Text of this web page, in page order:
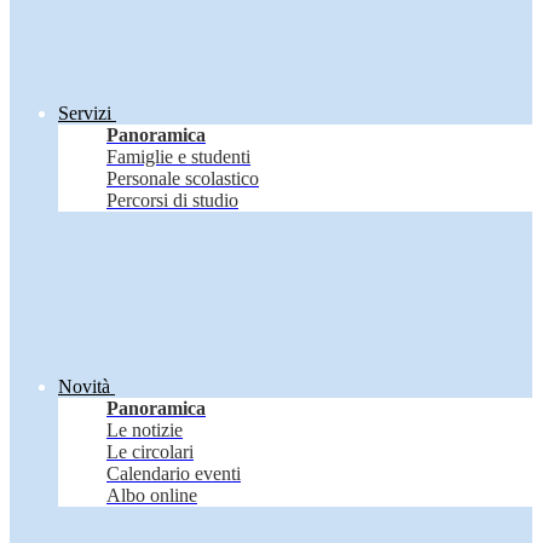
Servizi
Panoramica
Famiglie e studenti
Personale scolastico
Percorsi di studio
Novità
Panoramica
Le notizie
Le circolari
Calendario eventi
Albo online